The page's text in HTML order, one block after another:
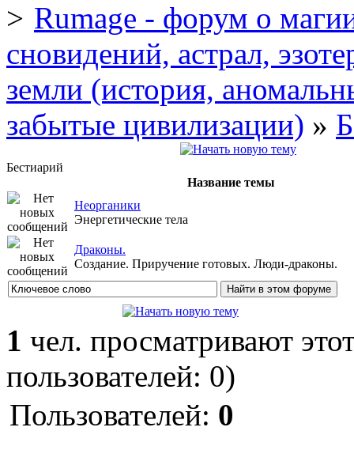
Rumage - форум о
сновидений, астрал,
земли (история,
забытые цивилизации) »
Бестиарий
Название темы
Неорганики
Энергетические тела
Драконы.
Создание. Приручение готовых. Люди-драконы.
1 чел. просматривают
пользователей: 0)
Пользователей: 0